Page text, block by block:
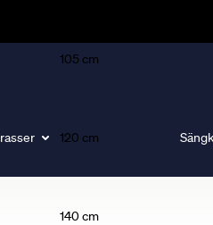
105 cm
120 cm
140 cm